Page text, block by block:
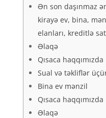
Ən son daşınmaz
kirayə ev, bina,
elanları, kreditlə
Əlaqə
Qısaca haqqımızda
Sual və təkliflər
Bina ev mənzil
Qısaca haqqımızda
Əlaqə